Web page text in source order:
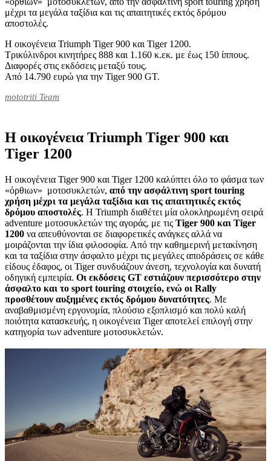
μέχρι τα μεγάλα ταξίδια και τις απαιτητικές εκτός δρόμου
αποστολές.
Η οικογένεια Triumph Tiger 900 και Tiger 1200.
Τρικύλινδροι κινητήρες 888 και 1.160 κ.εκ. με έως 150 ίππους.
Διαφορές στις εκδόσεις μεταξύ τους.
Από 14.790 ευρώ για την Tiger 900 GT.
mototriti Team
Η οικογένεια Triumph Tiger 900 και
Tiger 1200
Η οικογένεια Tiger 900 και Tiger 1200 καλύπτει όλο το φάσμα των
«όρθιων» μοτοσυκλετών, από την ασφάλτινη sport touring
χρήση μέχρι τα μεγάλα ταξίδια και τις απαιτητικές εκτός
δρόμου αποστολές. Η Triumph διαθέτει μία ολοκληρωμένη σειρά
adventure μοτοσυκλετών της αγοράς, με τις Tiger 900 και Tiger
1200 να απευθύνονται σε διαφορετικές ανάγκες αλλά να
μοιράζονται την ίδια φιλοσοφία. Από την καθημερινή μετακίνηση
και τα ταξίδια στην άσφαλτο μέχρι τις μεγάλες αποδράσεις σε κάθε
είδους έδαφος, οι Tiger συνδυάζουν άνεση, τεχνολογία και δυνατή
οδηγική εμπειρία. Οι εκδόσεις GT εστιάζουν περισσότερο στην
άσφαλτο και το sport touring στοιχείο, ενώ οι Rally
προσθέτουν αυξημένες εκτός δρόμου δυνατότητες. Με
αναβαθμισμένη εργονομία, πλούσιο εξοπλισμό και πολύ καλή
ποιότητα κατασκευής, η οικογένεια Tiger αποτελεί επιλογή στην
κατηγορία των adventure μοτοσυκλετών.